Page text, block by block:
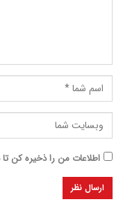
اطلاعات من را ذخیره کن تا